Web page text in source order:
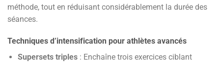
méthode, tout en réduisant considérablement la durée des
séances.
Techniques d’intensification pour athlètes avancés
Supersets triples: Enchaîne trois exercices ciblant